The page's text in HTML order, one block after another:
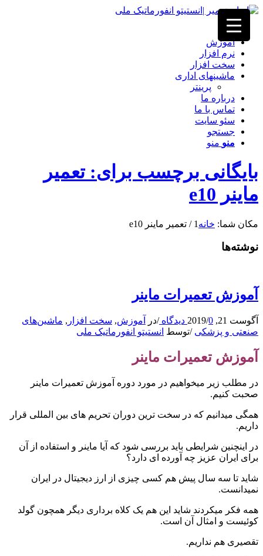
خانه
آموزش
نرم افزار
سخت افزار
ماشینهای اداری
پرینتر
درباره ما
تماس با ما
سئو سایت
جستجو
منو منو
بایگانی برچسب برای: تعمیر
ماینر e10
مکان شما: خانه 1
/ تعمیر ماینر e10
نوشته‌ها
آموزش تعمیرات ماینر
آگوست 21, 2019 /0 دیدگاه /در آموزش, سخت افزار , ماشین‌های
صنعتی و پزشکی /توسط انستیتو انفورماتیک ملی
آموزش تعمیرات ماینر
در مطلب زیر میخواهیم در مورد دوره آموزش تعمیرات ماینر
صحبت کنیم.
همگی میدانیم که در سخت ترین دوران تحریم های بین المللی قرار
داریم.
در اینچنین شرایطی باید بررسی شود که آیا ماینر و استفاده از آن
برای ایران عزیز چه آورده ای دارد؟
شاید تا سه سال پیش هم کسی چیزی از ارز دیجیتال در ایران
نمیدانست.
همه فکر میکردند شاید این هم یک کلاه برداری دیگر همچون گولد
کوئیست و امثال آن است.
تقصیری هم نداریم.